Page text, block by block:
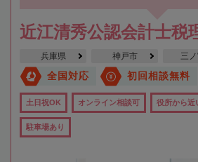
近江清秀公認会計士税
兵庫県 神戸市 三
全国対応 初回相談無料
土日祝OK オンライン相談可 役所から近
駐車場あり